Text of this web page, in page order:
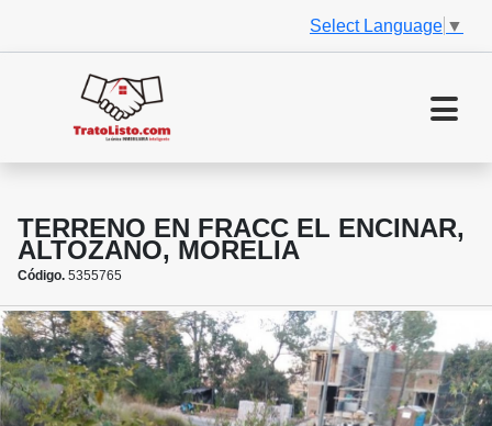
Select Language ▼
TERRENO EN FRACC EL ENCINAR,
ALTOZANO, MORELIA
Código. 5355765